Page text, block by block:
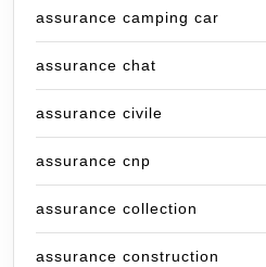
assurance camping car
assurance chat
assurance civile
assurance cnp
assurance collection
assurance construction